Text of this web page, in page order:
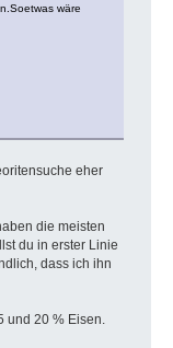
wäre
eher
die meisten
du in erster Linie
dass ich ihn
und 20 % Eisen.